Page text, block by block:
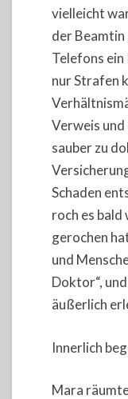
vielleicht
der Beamtin
Telefons
nur Strafen
Verweis
sauber zu
Schaden
roch es
gerochen
und
Doktor“,
äußerlich
Innerlich
Mara